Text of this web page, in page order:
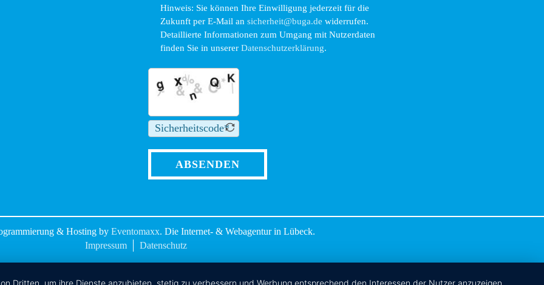
Hinweis: Sie können Ihre Einwilligung jederzeit für die
Zukunft per E-Mail an sicherheit@buga.de widerrufen.
Detaillierte Informationen zum Umgang mit Nutzerdaten
finden Sie in unserer Datenschutzerklärung.
ABSENDEN
& Hosting by Eventomaxx. Die Internet- & Webagentur in Lübeck.
Impressum
Datenschutz
Dritten, um ihre Dienste anzubieten, stetig zu verbessern und Werbung entsprechend den Interessen der Nutzer anzuzeigen.